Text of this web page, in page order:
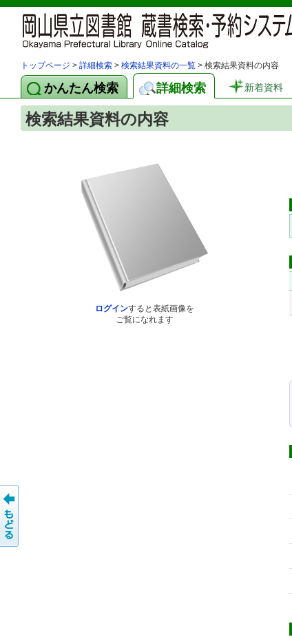
トップページ > 詳細検索 > 検索結果資料の一覧 > 検索結果資料の内容
かんたん検索 詳細検索 新着資料
検索結果資料の内容
ログインすると表紙画像を
ご覧になれます